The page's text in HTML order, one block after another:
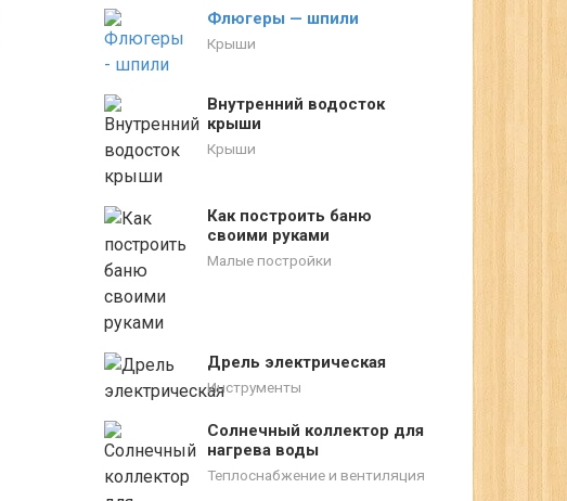
Флюгеры — шпили
Крыши
Внутренний водосток
крыши
Крыши
Как построить баню
своими руками
Малые постройки
Дрель электрическая
Инструменты
Солнечный коллектор для
нагрева воды
Теплоснабжение и вентиляция